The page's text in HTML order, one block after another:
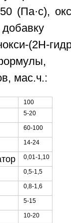
(Па·с),
(2Н-
мас.ч.:
100
5-20
60-100
14-24
0,01-1,10
0,5-1,5
0,8-1,6
5-15
10-20